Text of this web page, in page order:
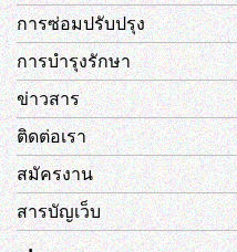
การซ่อมปรับปรุง
การบำรุงรักษา
ข่าวสาร
ติดต่อเรา
สมัครงาน
สารบัญเว็บ